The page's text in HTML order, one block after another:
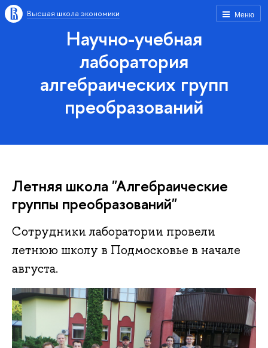
Меню
Высшая школа экономики
Научно-учебная
лаборатория
алгебраических групп
преобразований
Летняя школа "Алгебраические
группы преобразований"
Сотрудники лаборатории провели
летнюю школу в Подмосковье в начале
августа.